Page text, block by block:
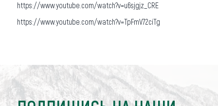
https://www.youtube.com/watch?v=u6sjgjz_CRE
https://www.youtube.com/watch?v=TpFmV72ciTg